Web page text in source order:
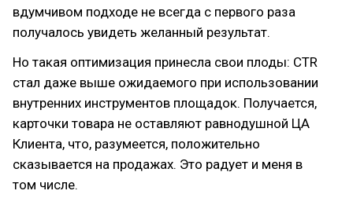
вдумчивом подходе не всегда с первого раза
получалось увидеть желанный результат.
Но такая оптимизация принесла свои плоды: CTR
стал даже выше ожидаемого при использовании
внутренних инструментов площадок. Получается,
карточки товара не оставляют равнодушной ЦА
Клиента, что, разумеется, положительно
сказывается на продажах. Это радует и меня в
том числе.